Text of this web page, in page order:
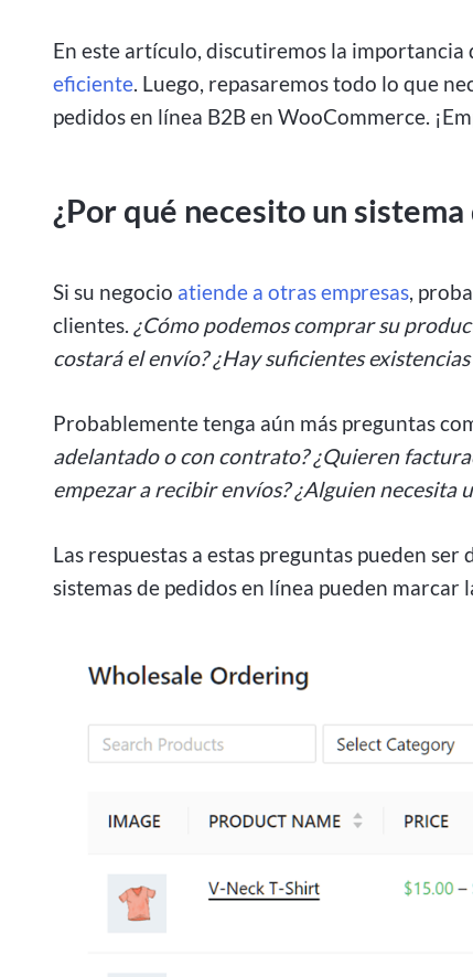
En este artículo, discutiremos la importancia
eficiente. Luego, repasaremos todo lo que
pedidos en línea B2B en WooCommerce.
¿Por qué necesito un
Si su negocio atiende a otras empresas,
clientes. ¿Cómo podemos comprar su
costará el envío? ¿Hay suficientes
Probablemente tenga aún más preguntas
adelantado o con contrato? ¿Quieren
empezar a recibir envíos? ¿Alguien
Las respuestas a estas preguntas pueden
sistemas de pedidos en línea pueden marcar